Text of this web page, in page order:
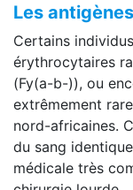
Les
Certains
érythrocytaires
(Fy(a-b-)), ou
extrêmement
nord-africaines.
du sang
médicale très